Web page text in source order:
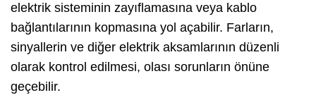
elektrik sisteminin zayıflamasına veya kablo
bağlantılarının kopmasına yol açabilir. Farların,
sinyallerin ve diğer elektrik aksamlarının düzenli
olarak kontrol edilmesi, olası sorunların önüne
geçebilir.